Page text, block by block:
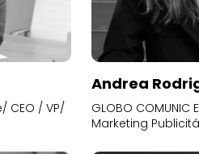
CEO / VP/
Andrea
GLOBO COMUNIC
Marketing